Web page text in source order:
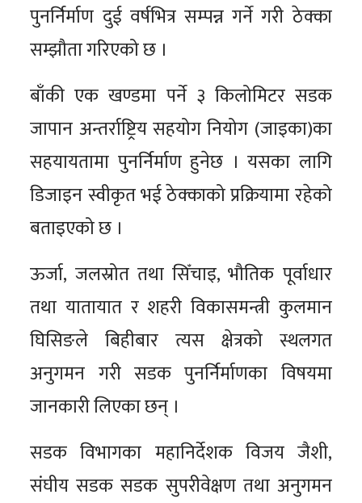
पुनर्निर्माण दुई वर्षभित्र सम्पन्न गर्ने गरी ठेक्का
सम्झौता गरिएको छ ।
बाँकी एक खण्डमा पर्ने ३ किलोमिटर सडक
जापान अन्तर्राष्ट्रिय सहयोग नियोग (जाइका)का
सहयायतामा पुनर्निर्माण हुनेछ । यसका लागि
डिजाइन स्वीकृत भई ठेक्काको प्रक्रियामा रहेको
बताइएको छ ।
ऊर्जा, जलस्रोत तथा सिँचाइ, भौतिक पूर्वाधार
तथा यातायात र शहरी विकासमन्त्री कुलमान
घिसिङले बिहीबार त्यस क्षेत्रको स्थलगत
अनुगमन गरी सडक पुनर्निर्माणका विषयमा
जानकारी लिएका छन् ।
सडक विभागका महानिर्देशक विजय जैशी,
संघीय सडक सडक सुपरीवेक्षण तथा अनुगमन